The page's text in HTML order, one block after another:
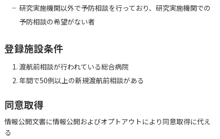
研究実施機関以外で予防相談を行っており、研究実施機関での
予防相談の希望がない者
登録施設条件
渡航前相談が行われている総合病院
年間で50例以上の新規渡航前相談がある
同意取得
情報公開文書に情報公開およびオプトアウトにより同意取得に代え
る